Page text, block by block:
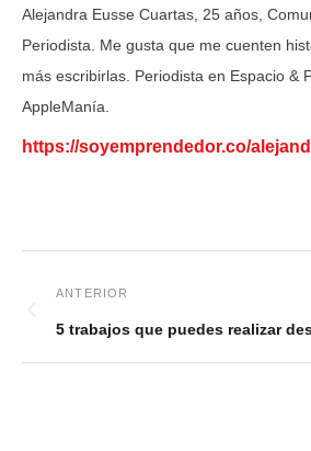
Alejandra Eusse Cuartas, 25 años,
Periodista. Me gusta que me cuenten
más escribirlas. Periodista en Espacio &
AppleManía.
https://soyemprendedor.co/
5 trabajos que puedes realizar